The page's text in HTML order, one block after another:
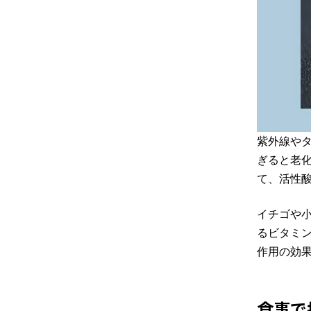
紫外線や
ぎると老
て、活性
イチゴや
るビタミ
作用の効